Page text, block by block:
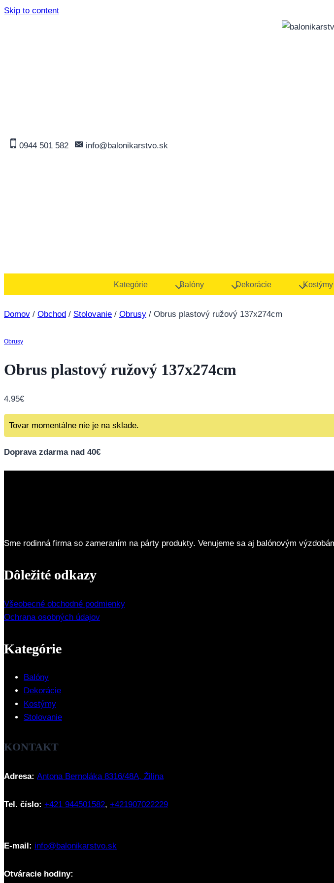
Skip to content
0944 501 582 info@balonikarstvo.sk
Kategórie Balóny Dekorácie Kostýmy
Domov / Obchod / Stolovanie / Obrusy / Obrus plastový ružový 137x274cm
Obrusy
Obrus plastový ružový 137x274cm
4.95€
Tovar momentálne nie je na sklade.
Doprava zdarma nad 40€
Sme rodinná firma so zameraním na párty produkty. Venujeme sa aj balónovým
Dôležité odkazy
Všeobecné obchodné podmienky
Ochrana osobných údajov
Kategórie
Balóny
Dekorácie
Kostýmy
Stolovanie
KONTAKT
Adresa: Antona Bernoláka 8316/48A, Žilina
Tel. číslo: +421 944501582, +421907022229
E-mail: info@balonikarstvo.sk
Otváracie hodiny: